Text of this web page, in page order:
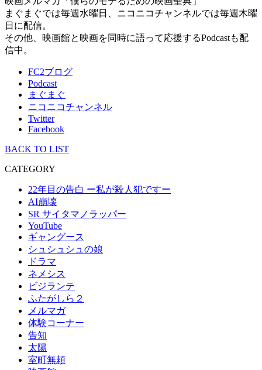
まぐまぐでは毎週水曜日、ニコニコチャンネルでは毎週木曜
日に配信。
その他、映画館と映画を同時に語って応援するPodcastも配
信中。
FC2ブログ
Podcast
まぐまぐ
ニコニコチャンネル
Twitter
Facebook
BACK TO LIST
CATEGORY
22年目の告白 ー私が殺人犯ですー
AI崩壊
SR サイタマノラッパー
YouTube
ギャングース
シュシュシュの娘
ドラマ
ネメシス
ビジランテ
ふたがしら２
メルマガ
体験コーナー
告知
太陽
室町無頼